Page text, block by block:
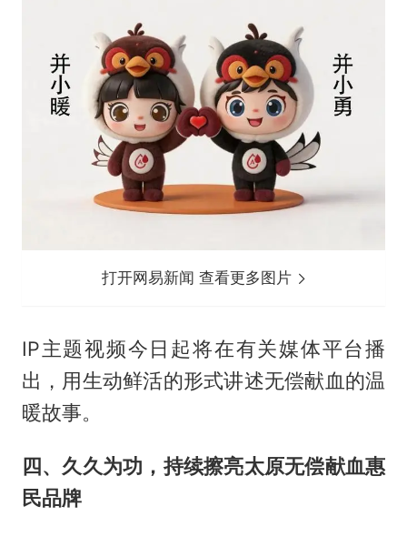
打开网易新闻 查看更多图片
IP主题视频今日起将在有关媒体平台播
出，用生动鲜活的形式讲述无偿献血的温
暖故事。
四、久久为功，持续擦亮太原无偿献血惠
民品牌